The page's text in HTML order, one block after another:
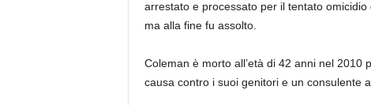
arrestato e processato per il tentato omicidio
ma alla fine fu assolto.
Coleman è morto all’età di 42 anni nel
causa contro i suoi genitori e un consulente